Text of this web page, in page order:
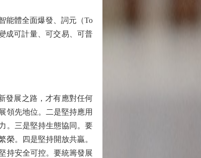
體全面爆發、詞元（To
成可計量、可交易、可普
展之路，才有應對任何
領先地位。二是堅持應用
。三是堅持生態協同。要
。四是堅持開放共贏。
持安全可控。要統籌發展